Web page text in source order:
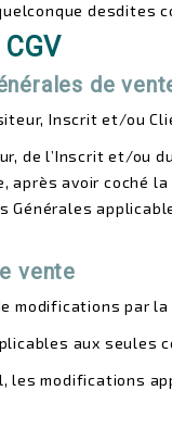
desdites
de
Inscrit et/ou
de l’Inscrit et/
après avoir coché
vente
modifications par la
aux seules
les modifications